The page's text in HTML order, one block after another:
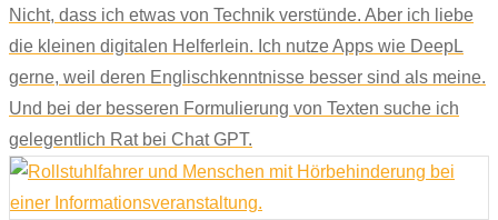
Nicht, dass ich etwas von Technik verstünde. Aber ich liebe
die kleinen digitalen Helferlein. Ich nutze Apps wie DeepL
gerne, weil deren Englischkenntnisse besser sind als meine.
Und bei der besseren Formulierung von Texten suche ich
gelegentlich Rat bei Chat GPT.